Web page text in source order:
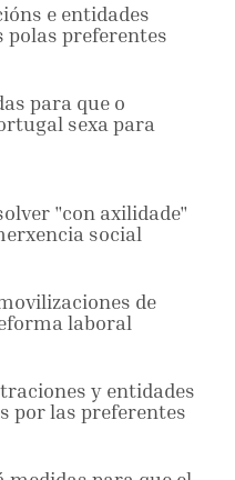
e entidades
polas preferentes
para que o
sexa para
"con axilidade"
social
de
laboral
y entidades
por las preferentes